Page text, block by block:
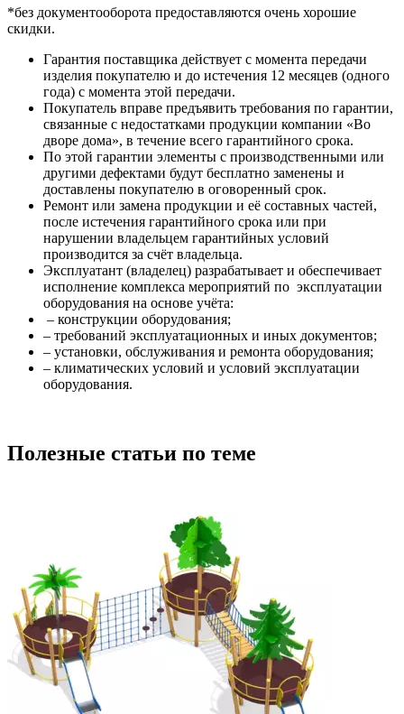
*без документооборота предоставляются очень хорошие
скидки.
Гарантия поставщика действует с момента передачи
изделия покупателю и до истечения 12 месяцев (одного
года) с момента этой передачи.
Покупатель вправе предъявить требования по гарантии,
связанные с недостатками продукции компании «Во
дворе дома», в течение всего гарантийного срока.
По этой гарантии элементы с производственными или
другими дефектами будут бесплатно заменены и
доставлены покупателю в оговоренный срок.
Ремонт или замена продукции и её составных частей,
после истечения гарантийного срока или при
нарушении владельцем гарантийных условий
производится за счёт владельца.
Эксплуатант (владелец) разрабатывает и обеспечивает
исполнение комплекса мероприятий по эксплуатации
оборудования на основе учёта:
– конструкции оборудования;
– требований эксплуатационных и иных документов;
– установки, обслуживания и ремонта оборудования;
– климатических условий и условий эксплуатации
оборудования.
Полезные статьи по теме